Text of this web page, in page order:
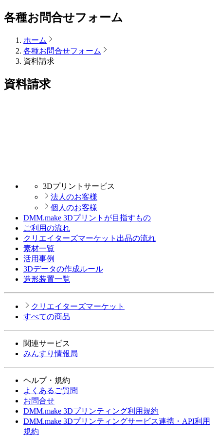
各種お問合せフォーム
ホーム
各種お問合せフォーム
資料請求
資料請求
3Dプリントサービス
法人のお客様
個人のお客様
DMM.make 3Dプリントが目指すもの
ご利用の流れ
クリエイターズマーケット出品の流れ
素材一覧
活用事例
3Dデータの作成ルール
造形装置一覧
クリエイターズマーケット
すべての商品
関連サービス
みんすり情報局
ヘルプ・規約
よくあるご質問
お問合せ
DMM.make 3Dプリンティング利用規約
DMM.make 3Dプリンティングサービス連携・API利用
規約